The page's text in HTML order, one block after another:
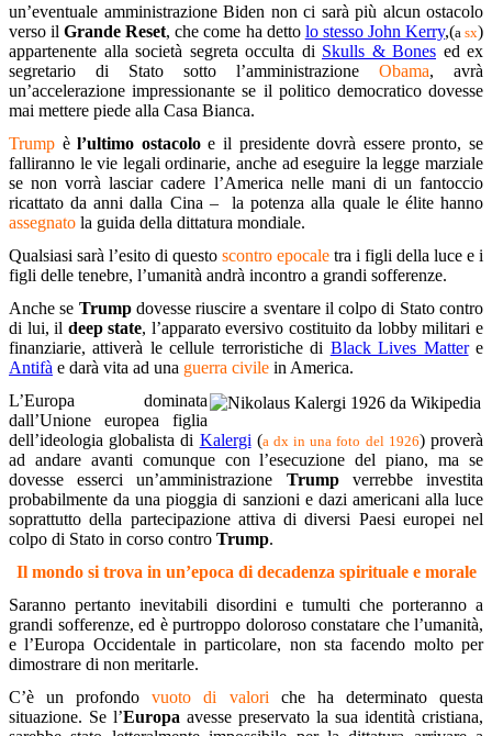
un’eventuale amministrazione Biden non ci sarà più alcun ostacolo
verso ilGrande Reset, che come ha detto lo stesso John Kerry,(asx)
appartenente alla società segreta occulta di Skulls & Bones ed ex
segretario di Stato sotto l’amministrazione Obama, avrà
un’accelerazione impressionante se il politico democratico dovesse
mai mettere piede alla Casa Bianca.
Trump èl’ultimo ostacoloe il presidente dovrà essere pronto, se
falliranno le vie legali ordinarie, anche ad eseguire la legge marziale
se non vorrà lasciar cadere l’America nelle mani di un fantoccio
ricattato da anni dalla Cina – la potenza alla quale le élite hanno
assegnato la guida della dittatura mondiale.
Qualsiasi sarà l’esito di questo scontro epocale tra i figli della luce e i
figli delle tenebre, l’umanità andrà incontro a grandi sofferenze.
Anche se Trumpdovesse riuscire a sventare il colpo di Stato contro
di lui, il deep state, l’apparato eversivo costituito da lobby militari e
finanziarie, attiverà le cellule terroristiche di Black Lives Mattere
Antifà e darà vita ad una guerra civile in America.
L’Europa dominata
dall’Unione europea figlia
dell’ideologia globalista di Kalergi (a dx in una foto del 1926) proverà
ad andare avanti comunque con l’esecuzione del piano, ma se
dovesse esserci un’amministrazione Trumpverrebbe investita
probabilmente da una pioggia di sanzioni e dazi americani alla luce
soprattutto della partecipazione attiva di diversi Paesi europei nel
colpo di Stato in corso contro Trump.
Il mondo si trova in un’epoca di decadenza spirituale e morale
Saranno pertanto inevitabili disordini e tumulti che porteranno a
grandi sofferenze, ed è purtroppo doloroso constatare che l’umanità,
e l’Europa Occidentale in particolare, non sta facendo molto per
dimostrare di non meritarle.
C’è un profondo vuoto di valori che ha determinato questa
situazione. Se l’Europa avesse preservato la sua identità cristiana,